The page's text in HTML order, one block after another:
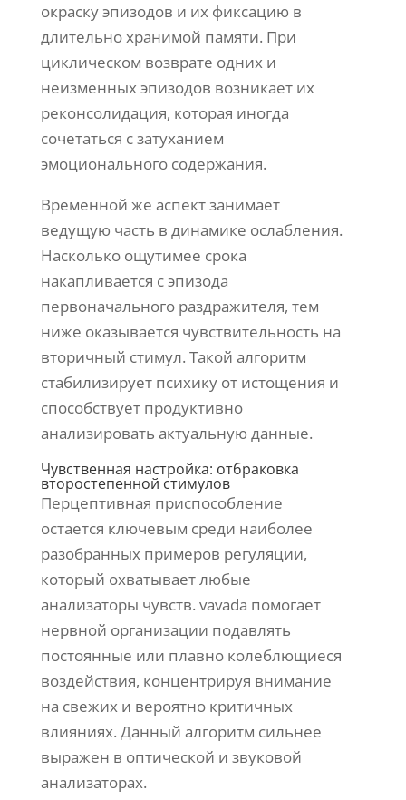
окраску эпизодов и их фиксацию в
длительно хранимой памяти. При
циклическом возврате одних и
неизменных эпизодов возникает их
реконсолидация, которая иногда
сочетаться с затуханием
эмоционального содержания.
Временной же аспект занимает
ведущую часть в динамике ослабления.
Насколько ощутимее срока
накапливается с эпизода
первоначального раздражителя, тем
ниже оказывается чувствительность на
вторичный стимул. Такой алгоритм
стабилизирует психику от истощения и
способствует продуктивно
анализировать актуальную данные.
Чувственная настройка: отбраковка
второстепенной стимулов
Перцептивная приспособление
остается ключевым среди наиболее
разобранных примеров регуляции,
который охватывает любые
анализаторы чувств. vavada помогает
нервной организации подавлять
постоянные или плавно колеблющиеся
воздействия, концентрируя внимание
на свежих и вероятно критичных
влияниях. Данный алгоритм сильнее
выражен в оптической и звуковой
анализаторах.